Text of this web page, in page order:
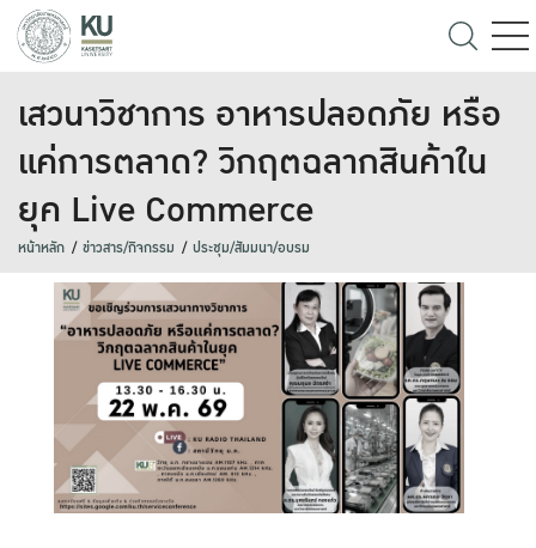
เสวนาวิชาการ อาหารปลอดภัย หรือ
แค่การตลาด? วิกฤตฉลากสินค้าใน
ยุค Live Commerce
หน้าหลัก ข่าวสาร/กิจกรรม ประชุม/สัมมนา/อบรม